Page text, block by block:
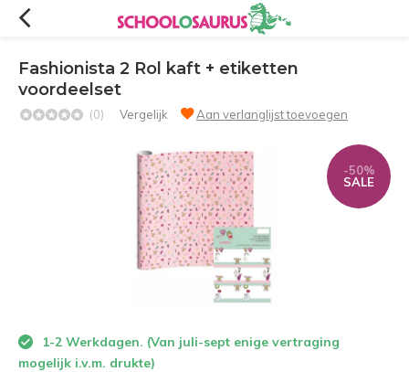
Fashionista 2 Rol kaft + etiketten
voordeelset
(0) Vergelijk Aan verlanglijst toevoegen
-50%
SALE
1-2 Werkdagen. (Van juli-sept enige vertraging
mogelijk i.v.m. drukte)